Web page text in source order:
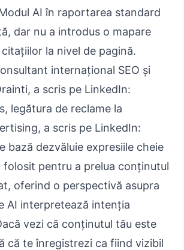
AI în raportarea standard
dar nu a introdus o mapare
la nivel de pagină.
internațional SEO și
a scris pe LinkedIn:
legătura de reclame la
a scris pe LinkedIn:
bază dezvăluie expresiile cheie
folosit pentru a prelua conținutul
oferind o perspectivă asupra
AI interpretează intenția
vezi că conținutul tău este
că te înregistrezi ca fiind vizibil